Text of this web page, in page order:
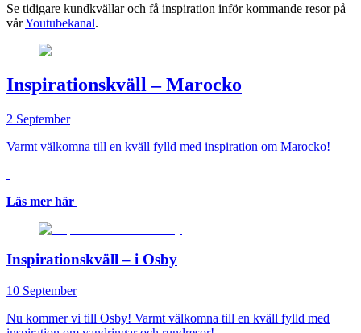
Se tidigare kundkvällar och få inspiration inför kommande resor på
vårYoutubekanal.
Inspirationskväll – Marocko
2 September
Varmt välkomna till en kväll fylld med inspiration om Marocko!
Läs mer här
Inspirationskväll – i Osby
10 September
Nu kommer vi till Osby! Varmt välkomna till en kväll fylld med